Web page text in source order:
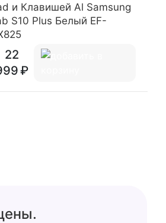
и Клавишей Al Samsung
S10 Plus Белый EF-
22